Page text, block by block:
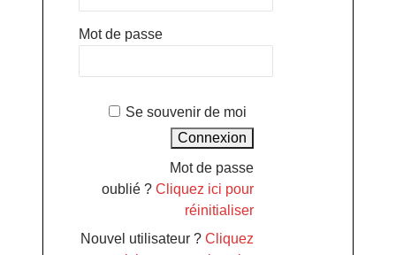
Mot de passe
Se souvenir de moi
Mot de passe
oublié ?Cliquez ici pour
réinitialiser
Nouvel utilisateur ?Cliquez